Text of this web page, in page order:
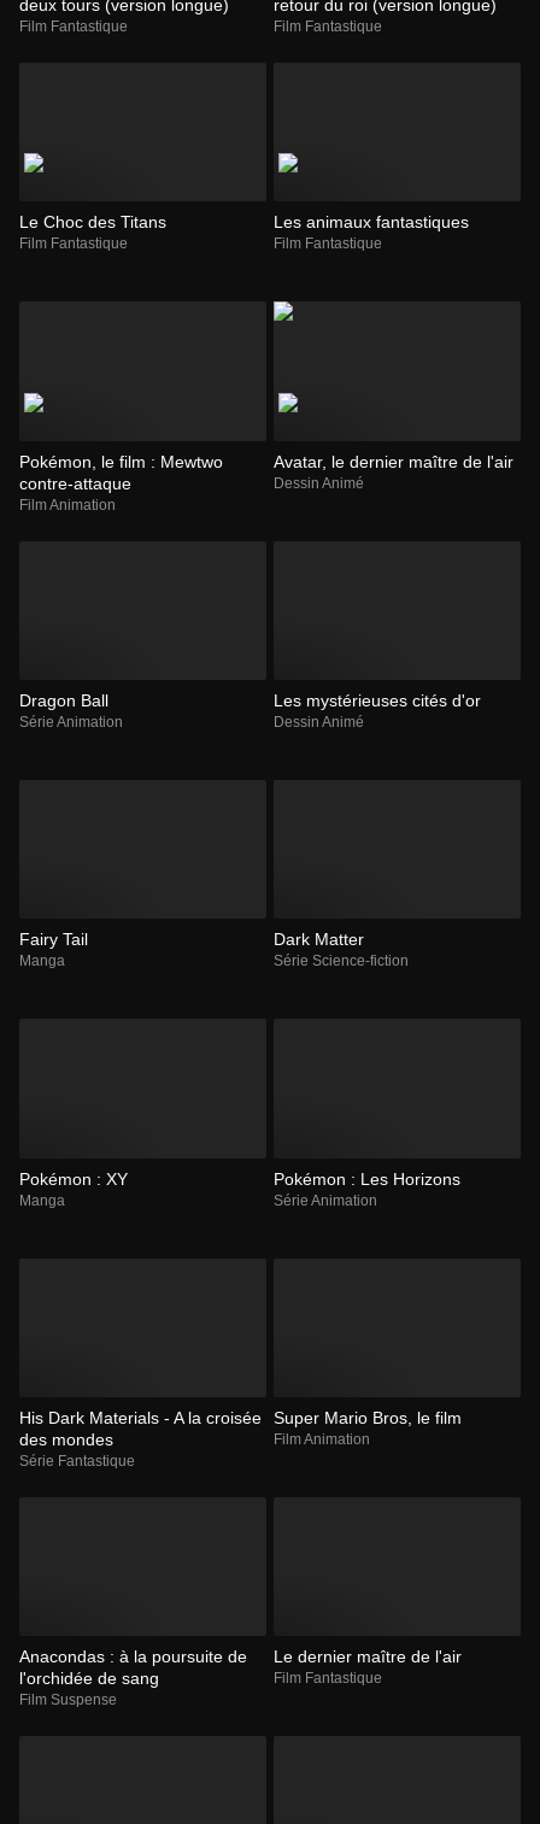
deux tours (version longue)
Film Fantastique
retour du roi (version longue)
Film Fantastique
Le Choc des Titans
Film Fantastique
Les animaux fantastiques
Film Fantastique
Pokémon, le film : Mewtwo
contre-attaque
Film Animation
Avatar, le dernier maître de l'air
Dessin Animé
Dragon Ball
Série Animation
Les mystérieuses cités d'or
Dessin Animé
Fairy Tail
Manga
Dark Matter
Série Science-fiction
Pokémon : XY
Manga
Pokémon : Les Horizons
Série Animation
His Dark Materials - A la croisée
des mondes
Série Fantastique
Super Mario Bros, le film
Film Animation
Anacondas : à la poursuite de
l'orchidée de sang
Film Suspense
Le dernier maître de l'air
Film Fantastique